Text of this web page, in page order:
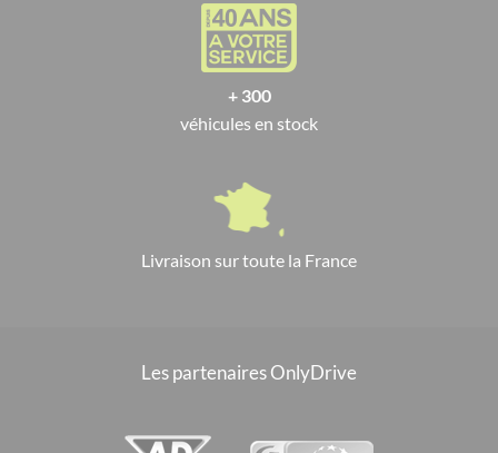
+ 300
véhicules en stock
Livraison sur toute la France
Les partenaires OnlyDrive